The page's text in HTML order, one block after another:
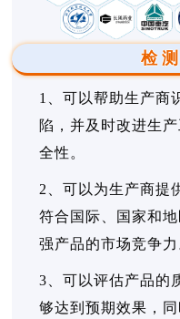
检
1、可以帮助生产商
陷，并及时改进生
全性。
2、可以为生产商提
符合国际、国家和
强产品的市场竞争力
3、可以评估产品的
够达到预期效果，